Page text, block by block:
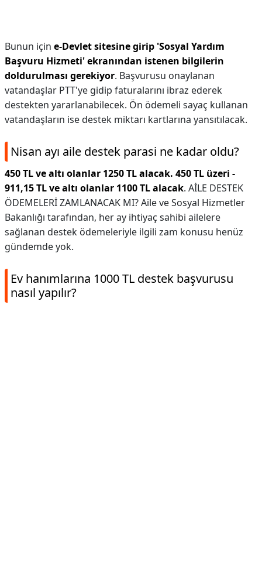
Bunun için e-Devlet sitesine girip 'Sosyal Yardım
Başvuru Hizmeti' ekranından istenen bilgilerin
doldurulması gerekiyor. Başvurusu onaylanan
vatandaşlar PTT'ye gidip faturalarını ibraz ederek
destekten yararlanabilecek. Ön ödemeli sayaç kullanan
vatandaşların ise destek miktarı kartlarına yansıtılacak.
Nisan ayı aile destek parasi ne kadar oldu?
450 TL ve altı olanlar 1250 TL alacak. 450 TL üzeri -
911,15 TL ve altı olanlar 1100 TL alacak. AİLE DESTEK
ÖDEMELERİ ZAMLANACAK MI? Aile ve Sosyal Hizmetler
Bakanlığı tarafından, her ay ihtiyaç sahibi ailelere
sağlanan destek ödemeleriyle ilgili zam konusu henüz
gündemde yok.
Ev hanımlarına 1000 TL destek başvurusu
nasıl yapılır?